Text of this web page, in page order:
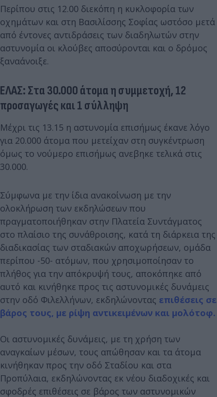
Περίπου στις 12.00 διεκόπη η κυκλοφορία των
οχημάτων και στη Βασιλίσσης Σοφίας ωστόσο μετά
από έντονες αντιδράσεις των διαδηλωτών στην
αστυνομία οι κλούβες αποσύρονται και ο δρόμος
ξαναάνοιξε.
ΕΛΑΣ: Στα 30.000 άτομα η συμμετοχή, 12
προσαγωγές και 1 σύλληψη
Μέχρι τις 13.15 η αστυνομία επισήμως έκανε λόγο
για 20.000 άτομα που μετείχαν στη συγκέντρωση
όμως το νούμερο επισήμως ανεβηκε τελικά στις
30.000.
Σύμφωνα με την ίδια ανακοίνωση με την
ολοκλήρωση των εκδηλώσεων που
πραγματοποιήθηκαν στην Πλατεία Συντάγματος
στο πλαίσιο της συνάθροισης, κατά τη διάρκεια της
διαδικασίας των σταδιακών αποχωρήσεων, ομάδα
περίπου -50- ατόμων, που χρησιμοποίησαν το
πλήθος για την απόκρυψή τους, αποκόπηκε από
αυτό και κινήθηκε προς τις αστυνομικές δυνάμεις
στην οδό Φιλελλήνων, εκδηλώνοντας επιθέσεις σε
βάρος τους, με ρίψη αντικειμένων και μολότοφ.
Οι αστυνομικές δυνάμεις, με τη χρήση των
αναγκαίων μέσων, τους απώθησαν και τα άτομα
κινήθηκαν προς την οδό Σταδίου και στα
Προπύλαια, εκδηλώνοντας εκ νέου διαδοχικές και
σφοδρές επιθέσεις σε βάρος των αστυνομικών